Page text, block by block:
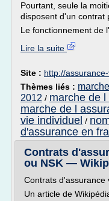
Pourtant, seule la
disposent d'un contrat
Le fonctionnement de
Lire la suite
Site : http://
Thèmes liés :
2012 / marche de
marche de l
vie individuel /
d'assurance en
Contrats
ou NSK —
Contrats d'assurance
Un article de